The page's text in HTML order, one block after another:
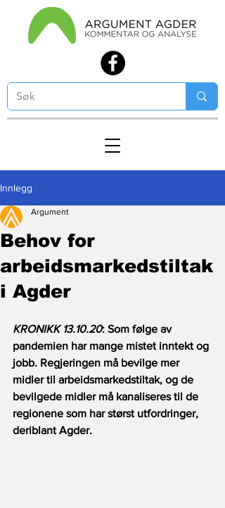
Innlegg
Behov for
arbeidsmarkedstiltak
i Agder
Argument
KRONIKK 13.10.20: Som følge av
pandemien har mange mistet inntekt og
jobb. Regjeringen må bevilge mer
midler til arbeidsmarkedstiltak, og de
bevilgede midler må kanaliseres til de
regionene som har størst utfordringer,
deriblant Agder.